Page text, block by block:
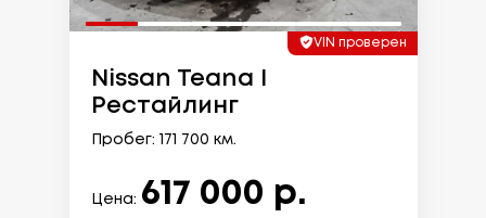
VIN проверен
Nissan Teana I
Рестайлинг
Пробег: 171 700 км.
Цена: 617 000 р.